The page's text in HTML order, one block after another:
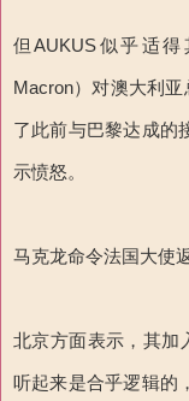
但AUKUS似乎适
Macron）对澳大利
了此前与巴黎达成的
示愤怒。
马克龙命令法国大使
北京方面表示，其加
听起来是合乎逻辑的